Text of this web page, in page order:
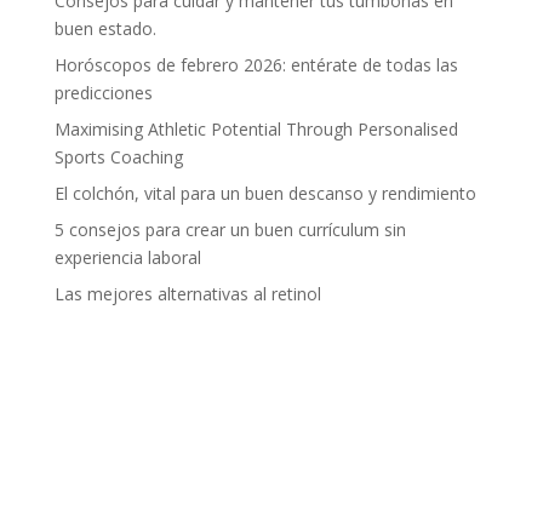
buen estado.
Horóscopos de febrero 2026: entérate de todas las
predicciones
Maximising Athletic Potential Through Personalised
Sports Coaching
El colchón, vital para un buen descanso y rendimiento
5 consejos para crear un buen currículum sin
experiencia laboral
Las mejores alternativas al retinol